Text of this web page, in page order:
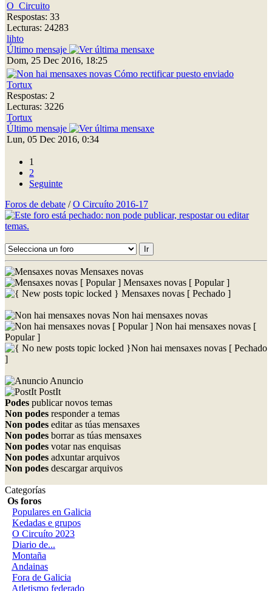
O_Circuito
Respostas: 33
Lecturas: 24283
lihto
Último mensaje
Dom, 25 Dec 2016, 18:25
Cómo rectificar puesto enviado
Tortux
Respostas: 2
Lecturas: 3226
Tortux
Último mensaje
Lun, 05 Dec 2016, 0:34
1
2
Seguinte
Foros de debate /O Circuíto 2016-17
Mensaxes novas
Mensaxes novas [ Popular ]
Mensaxes novas [ Pechado ]
Non hai mensaxes novas
Non hai mensaxes novas [
Popular ]
Non hai mensaxes novas [ Pechado
]
Anuncio
PostIt
Podes publicar novos temas
Non podes responder a temas
Non podes editar as túas mensaxes
Non podes borrar as túas mensaxes
Non podes votar nas enquisas
Non podes adxuntar arquivos
Non podes descargar arquivos
Categorías
Os foros
Populares en Galicia
Kedadas e grupos
O Circuíto 2023
Diario de...
Montaña
Andainas
Fora de Galicia
Atletismo federado